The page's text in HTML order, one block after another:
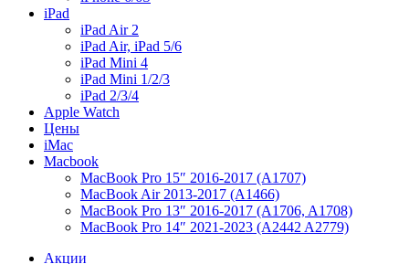
iPad
iPad Air 2
iPad Air, iPad 5/6
iPad Mini 4
iPad Mini 1/2/3
iPad 2/3/4
Apple Watch
Цены
iMac
Macbook
MacBook Pro 15″ 2016-2017 (A1707)
MacBook Air 2013-2017 (A1466)
MacBook Pro 13″ 2016-2017 (A1706, A1708)
MacBook Pro 14″ 2021-2023 (A2442 A2779)
Акции